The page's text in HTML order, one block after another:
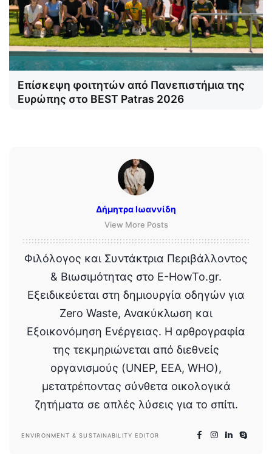
Επίσκεψη φοιτητών από Πανεπιστήμια της
Ευρώπης στο BEST Patras 2026
Δήμητρα Ιωαννίδη
View More Posts
Φιλόλογος και Συντάκτρια Περιβάλλοντος
& Βιωσιμότητας στο E-HowTo.gr.
Εξειδικεύεται στη δημιουργία οδηγών για
Zero Waste, Ανακύκλωση και
Εξοικονόμηση Ενέργειας. Η αρθρογραφία
της τεκμηριώνεται από διεθνείς
οργανισμούς (UNEP, EEA, WHO),
μετατρέποντας σύνθετα οικολογικά
ζητήματα σε απλές λύσεις για το σπίτι.
ENVIRONMENT & SUSTAINABILITY EDITOR